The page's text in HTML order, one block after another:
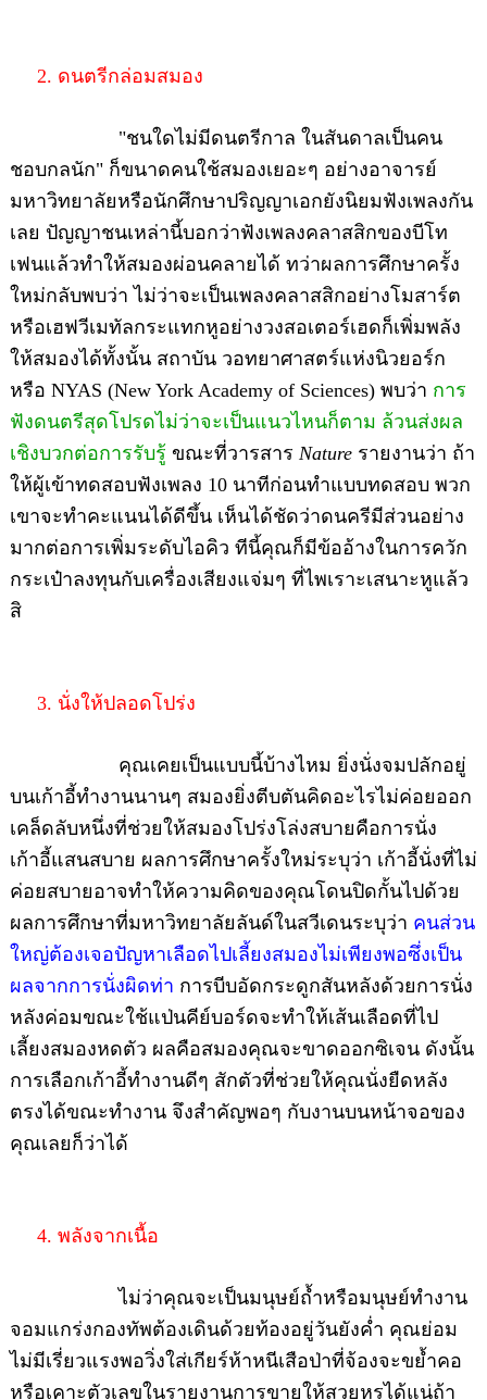
2. ดนตรีกล่อมสมอง
"ชนใดไม่มีดนตรีกาล ในสันดาลเป็นคน
ชอบกลนัก" ก็ขนาดคนใช้สมองเยอะๆ อย่างอาจารย์
มหาวิทยาลัยหรือนักศึกษาปริญญาเอกยังนิยมฟังเพลงกัน
เลย ปัญญาชนเหล่านี้บอกว่าฟังเพลงคลาสสิกของบีโท
เฟนแล้วทำให้สมองผ่อนคลายได้ ทว่าผลการศึกษาครั้ง
ใหม่กลับพบว่า ไม่ว่าจะเป็นเพลงคลาสสิกอย่างโมสาร์ต
หรือเฮฟวีเมทัลกระแทกหูอย่างวงสอเตอร์เฮดก็เพิ่มพลัง
ให้สมองได้ทั้งนั้น สถาบัน วอทยาศาสตร์แห่งนิวยอร์ก
หรือ NYAS (New York Academy of Sciences) พบว่า การ
ฟังดนตรีสุดโปรดไม่ว่าจะเป็นแนวไหนก็ตาม ล้วนส่งผล
เชิงบวกต่อการรับรู้ ขณะที่วารสาร Nature รายงานว่า ถ้า
ให้ผู้เข้าทดสอบฟังเพลง 10 นาทีก่อนทำแบบทดสอบ พวก
เขาจะทำคะแนนได้ดีขึ้น เห็นได้ชัดว่าดนครีมีส่วนอย่าง
มากต่อการเพิ่มระดับไอคิว ทีนี้คุณก็มีข้ออ้างในการควัก
กระเป๋าลงทุนกับเครื่องเสียงแจ่มๆ ที่ไพเราะเสนาะหูแล้ว
สิ
3. นั่งให้ปลอดโปร่ง
คุณเคยเป็นแบบนี้บ้างไหม ยิ่งนั่งจมปลักอยู่
บนเก้าอี้ทำงานนานๆ สมองยิ่งตีบตันคิดอะไรไม่ค่อยออก
เคล็ดลับหนึ่งที่ช่วยให้สมองโปร่งโล่งสบายคือการนั่ง
เก้าอี้แสนสบาย ผลการศึกษาครั้งใหม่ระบุว่า เก้าอี้นั่งที่ไม่
ค่อยสบายอาจทำให้ความคิดของคุณโดนปิดกั้นไปด้วย
ผลการศึกษาที่มหาวิทยาลัยลันด์ในสวีเดนระบุว่า คนส่วน
ใหญ่ต้องเจอปัญหาเลือดไปเลี้ยงสมองไม่เพียงพอซึ่งเป็น
ผลจากการนั่งผิดท่า การบีบอัดกระดูกสันหลังด้วยการนั่ง
หลังค่อมขณะใช้แป่นคีย์บอร์ดจะทำให้เส้นเลือดที่ไป
เลี้ยงสมองหดตัว ผลคือสมองคุณจะขาดออกซิเจน ดังนั้น
การเลือกเก้าอี้ทำงานดีๆ สักตัวที่ช่วยให้คุณนั่งยืดหลัง
ตรงได้ขณะทำงาน จึงสำคัญพอๆ กับงานบนหน้าจอของ
คุณเลยก็ว่าได้
4. พลังจากเนื้อ
ไม่ว่าคุณจะเป็นมนุษย์ถ้ำหรือมนุษย์ทำงาน
จอมแกร่งกองทัพต้องเดินด้วยท้องอยู่วันยังค่ำ คุณย่อม
ไม่มีเรี่ยวแรงพอวิ่งใส่เกียร์ห้าหนีเสือป่าที่จ้องจะขย้ำคอ
หรือเคาะตัวเลขในรายงานการขายให้สวยหรูได้แน่ถ้า